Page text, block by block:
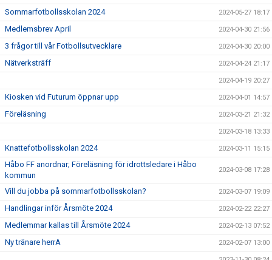
Sommarfotbollsskolan 2024 2024-05-27 18:17
Medlemsbrev April 2024-04-30 21:56
3 frågor till vår Fotbollsutvecklare 2024-04-30 20:00
Nätverksträff 2024-04-24 21:17
2024-04-19 20:27
Kiosken vid Futurum öppnar upp 2024-04-01 14:57
Föreläsning 2024-03-21 21:32
2024-03-18 13:33
Knattefotbollsskolan 2024 2024-03-11 15:15
Håbo FF anordnar; Föreläsning för idrottsledare i Håbo
kommun
2024-03-08 17:28
Vill du jobba på sommarfotbollsskolan? 2024-03-07 19:09
Handlingar inför Årsmöte 2024 2024-02-22 22:27
Medlemmar kallas till Årsmöte 2024 2024-02-13 07:52
Ny tränare herrA 2024-02-07 13:00